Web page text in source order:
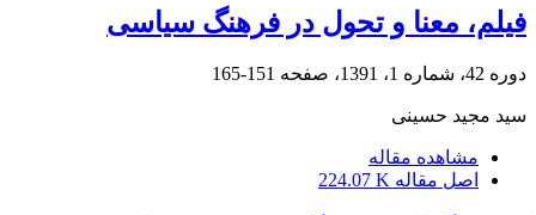
فیلم، معنا و تحول در فرهنگ سیاسی
دوره 42، شماره 1، 1391، صفحه 151-165
سید مجید حسینی
مشاهده مقاله
اصل مقاله 224.07 K